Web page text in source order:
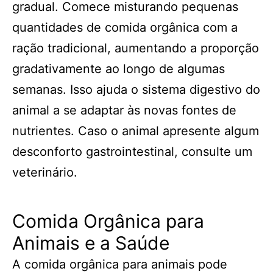
gradual. Comece misturando pequenas
quantidades de comida orgânica com a
ração tradicional, aumentando a proporção
gradativamente ao longo de algumas
semanas. Isso ajuda o sistema digestivo do
animal a se adaptar às novas fontes de
nutrientes. Caso o animal apresente algum
desconforto gastrointestinal, consulte um
veterinário.
Comida Orgânica para
Animais e a Saúde
A comida orgânica para animais pode